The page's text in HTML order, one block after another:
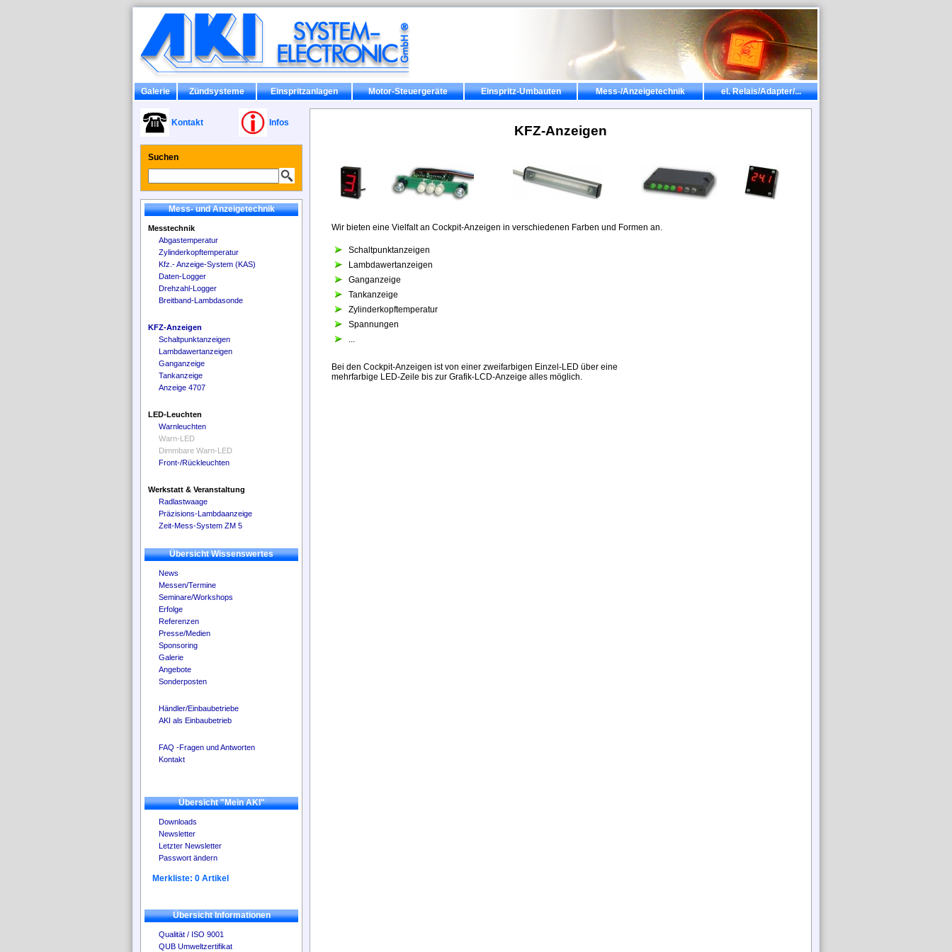
Galerie Zündsysteme Einspritzanlagen Motor-Steuergeräte Einspritz-Umbauten Mess-/Anzeigetechnik el. Relais/Adapter/...
Kontakt Infos
Suchen
Mess- und Anzeigetechnik
Messtechnik
Abgastemperatur
Zylinderkopftemperatur
Kfz.- Anzeige-System (KAS)
Daten-Logger
Drehzahl-Logger
Breitband-Lambdasonde
KFZ-Anzeigen
Schaltpunktanzeigen
Lambdawertanzeigen
Ganganzeige
Tankanzeige
Anzeige 4707
LED-Leuchten
Warnleuchten
Warn-LED
Dimmbare Warn-LED
Front-/Rückleuchten
Werkstatt & Veranstaltung
Radlastwaage
Präzisions-Lambdaanzeige
Zeit-Mess-System ZM 5
Übersicht Wissenswertes
News
Messen/Termine
Seminare/Workshops
Erfolge
Referenzen
Presse/Medien
Sponsoring
Galerie
Angebote
Sonderposten
Händler/Einbaubetriebe
AKI als Einbaubetrieb
FAQ -Fragen und Antworten
Kontakt
Übersicht "Mein AKI"
Downloads
Newsletter
Letzter Newsletter
Passwort ändern
Merkliste: 0 Artikel
Übersicht Informationen
Qualität / ISO 9001
QUB Umweltzertifikat
KFZ-Anzeigen
Wir bieten eine Vielfalt an Cockpit-Anzeigen in verschiedenen Farben und Formen an.
Schaltpunktanzeigen
Lambdawertanzeigen
Ganganzeige
Tankanzeige
Zylinderkopftemperatur
Spannungen
...
Bei den Cockpit-Anzeigen ist von einer zweifarbigen Einzel-LED über eine
mehrfarbige LED-Zeile bis zur Grafik-LCD-Anzeige alles möglich.